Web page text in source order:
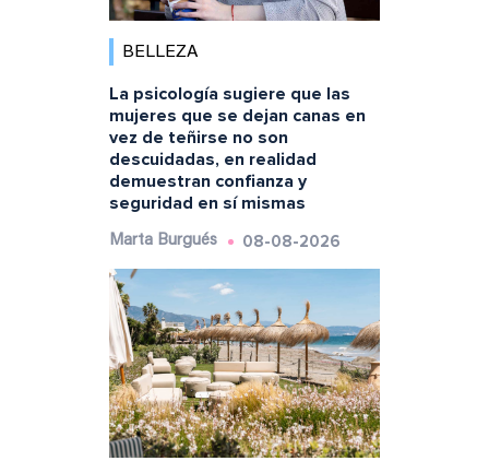
BELLEZA
La psicología sugiere que las
mujeres que se dejan canas en
vez de teñirse no son
descuidadas, en realidad
demuestran confianza y
seguridad en sí mismas
Marta Burgués 08-08-2026